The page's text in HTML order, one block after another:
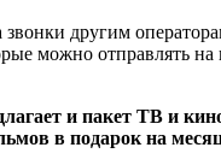
другим
можно отправлять
и пакет ТВ и
в подарок на